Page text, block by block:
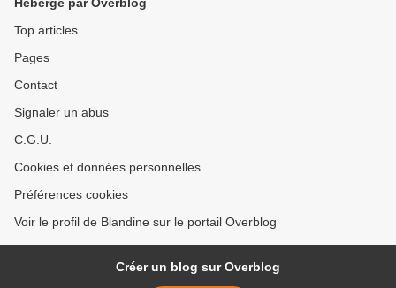
Top articles
Pages
Contact
Signaler un abus
C.G.U.
Cookies et données personnelles
Préférences cookies
Voir le profil de Blandine sur le portail Overblog
Créer un blog sur Overblog